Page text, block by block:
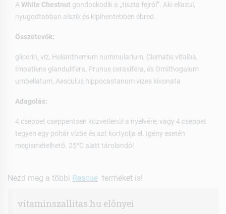
A White Chestnut gondoskodik a „tiszta fejről”. Aki ellazul,
nyugodtabban alszik és kipihentebben ébred.
Összetevők:
glicerin, víz, Helianthemum nummularium, Clematis vitalba,
Impatiens glandulifera, Prunus cerasifera, és Ornithogalum
umbellatum, Aesculus hippocastanum vizes kivonata
Adagolás:
4 cseppet cseppentsen közvetlenül a nyelvére, vagy 4 cseppet
tegyen egy pohár vízbe és azt kortyolja el. Igény esetén
megismételhető. 25°C alatt tárolandó!
Nézd meg a többi Rescue terméket is!
vitaminszallitas.hu előnyei